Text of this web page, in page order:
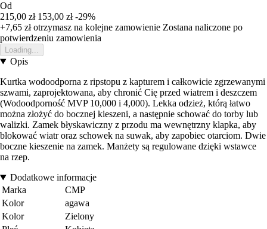
Od
215,00 zł 153,00 zł -29%
+7,65 złotrzymasz na kolejne zamowienie Zostana naliczone po
potwierdzeniu zamowienia
Loading...
Opis
Kurtka wodoodporna z ripstopu z kapturem i całkowicie zgrzewanymi
szwami, zaprojektowana, aby chronić Cię przed wiatrem i deszczem
(Wodoodporność MVP 10,000 i 4,000). Lekka odzież, którą łatwo
można złożyć do bocznej kieszeni, a następnie schować do torby lub
walizki. Zamek błyskawiczny z przodu ma wewnętrzny klapka, aby
blokować wiatr oraz schowek na suwak, aby zapobiec otarciom. Dwie
boczne kieszenie na zamek. Manżety są regulowane dzięki wstawce
na rzep.
Dodatkowe informacje
Marka
CMP
Kolor
agawa
Kolor
Zielony